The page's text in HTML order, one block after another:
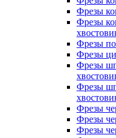
Фрезы
Фрезы
Фрезы
Фрезы
Фрезы
Фрезы
Фрезы
Фрезы
Фрезы